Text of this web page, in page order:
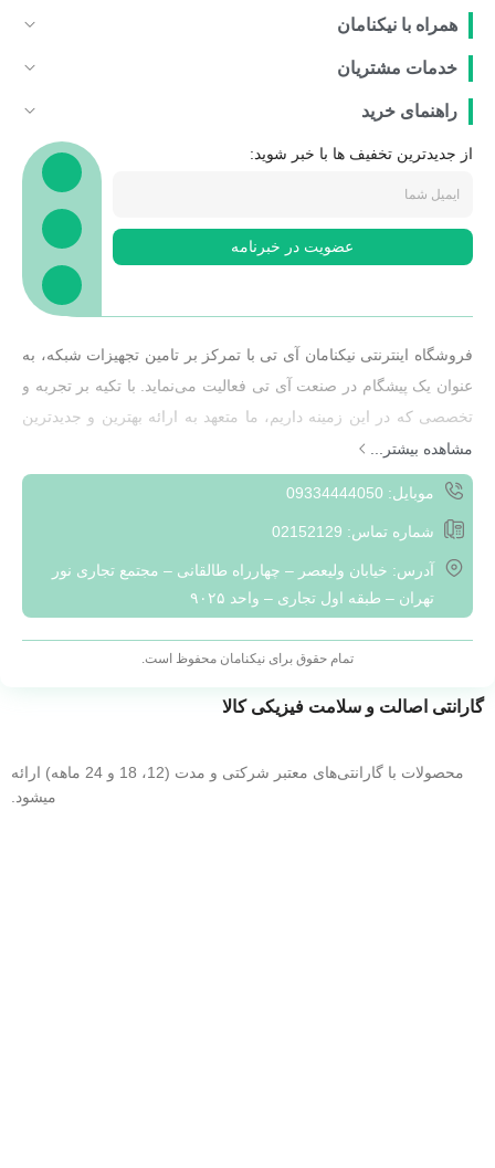
همراه با نیکنامان
خدمات مشتریان
راهنمای خرید
از جدیدترین تخفیف ها با خبر شوید:
عضویت در خبرنامه
فروشگاه اینترنتی نیکنامان آی تی با تمرکز بر تامین تجهیزات شبکه، به
عنوان یک پیشگام در صنعت آی تی فعالیت می‌نماید. با تکیه بر تجربه و
تخصصی که در این زمینه داریم، ما متعهد به ارائه بهترین و جدیدترین
تجهیزات شبکه به مشتریان خود هستیم.هدف ما ارائه راهکارهایی
هوشمند و کارآمد به مشتریان است که به آن‌ها کمک کند تا بتوانند به
ارزش‌های مشتری و پیگیری مداوم نیازهای بازار، ما به مشتریان خود
راهکارهایی سفارشی و منحصر به فرد ارائه می‌دهیم تا بتوانند با
چالش‌های فعلی و آینده در حوزه تکنولوژی ارتباطات مقابله نمایند.
با افتخار می‌گوییم که به عنوان یکی از ارائه‌دهندگان برتر تجهیزات
مشاهده بیشتر...
موبایل: 09334444050
شماره تماس: 02152129
آدرس: خیابان ولیعصر – چهارراه طالقانی – مجتمع تجاری نور
تهران – طبقه اول تجاری – واحد ۹۰۲۵
تمام حقوق برای نیکنامان محفوظ است.
گارانتی اصالت و سلامت فیزیکی کالا
محصولات با گارانتی‌های معتبر شرکتی و مدت (12، 18 و 24 ماهه) ارائه
میشود.